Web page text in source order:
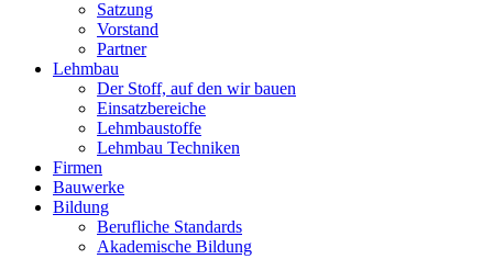
Satzung
Vorstand
Partner
Lehmbau
Der Stoff, auf den wir bauen
Einsatzbereiche
Lehmbaustoffe
Lehmbau Techniken
Firmen
Bauwerke
Bildung
Berufliche Standards
Akademische Bildung